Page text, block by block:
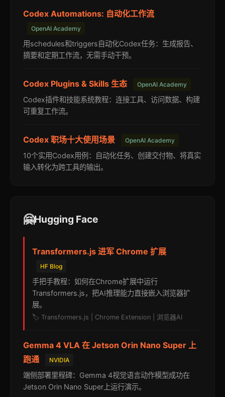
Codex Automations: 自动化工作流
OpenAI Academy
用schedules和triggers自动化Codex任务：生成报告、
摘要和定期工作流，无需手动干预。
Codex Plugins & Skills 生态 OpenAI Academy
Codex插件和技能系统教程：连接工具、访问数据、构建
可重复工作流。
Codex 职场十大使用场景 OpenAI Academy
10个实用Codex用例：自动化任务、创建交付物、将真实
输入转化为跨工具的输出。
🤗Hugging Face
Transformers.js 进军 Chrome 扩展
HF Blog
手把手教程：如何在Chrome扩展中运行
Transformers.js，把AI推理能力直接嵌入浏览器扩
展。
🏷️ Transformers.js | Chrome Extension | 浏览器AI
Gemma 4 VLA 在 Jetson Orin Nano Super 上
跑通
NVIDIA
端侧部署里程碑：Gemma 4视觉语言动作模型成功在
Jetson Orin Nano Super上运行演示。